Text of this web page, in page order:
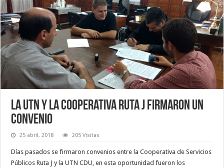
La UTN y la Cooperativa Ruta J firmaron un
convenio
25 abril, 2018 205 Visitas
Días pasados se firmaron convenios entre la Cooperativa de Servicios
Públicos Ruta J y la UTN CDU, en esta oportunidad fueron los